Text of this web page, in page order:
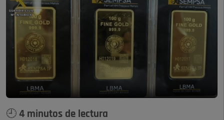
🕘 4 minutos de lectura